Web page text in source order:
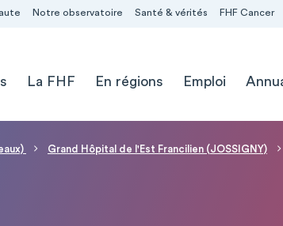
Notre observatoire Santé & vérités FHF Cancer
La FHF En régions Emploi
Grand Hôpital de l'Est Francilien (JOSSIGNY)